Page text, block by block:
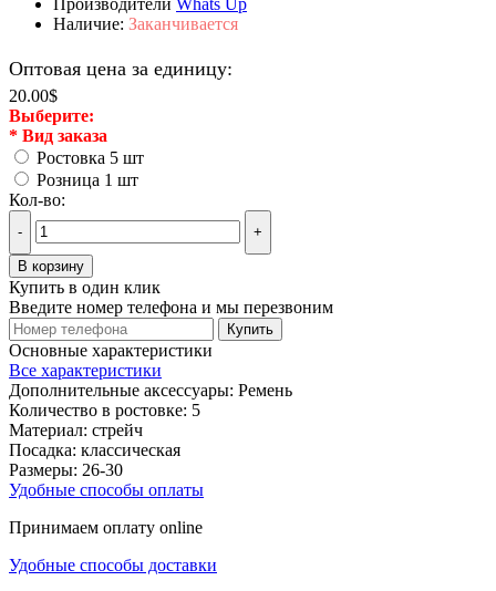
Наличие: Заканчивается
Оптовая цена за единицу:
20.00$
Выберите:
* Вид заказа
Ростовка 5 шт
Розница 1 шт
Кол-во:
- +
В корзину
Купить в один клик
Введите номер телефона и мы перезвоним
Купить
Основные характеристики
Все характеристики
Дополнительные аксессуары: Ремень
Количество в ростовке: 5
Материал: стрейч
Посадка: классическая
Размеры: 26-30
Удобные способы оплаты
Принимаем оплату online
Удобные способы доставки